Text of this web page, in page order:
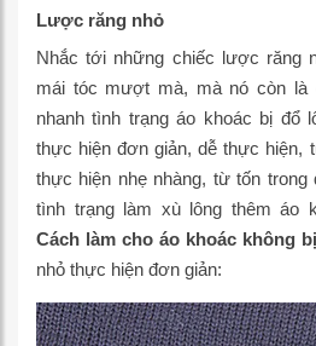
Lược răng nhỏ
Nhắc tới những chiếc lược răng
mái tóc mượt mà, mà nó còn
nhanh tình trạng áo khoác bị đổ
thực hiện đơn giản, dễ thực hiện,
thực hiện nhẹ nhàng, từ tốn
tình trạng làm xù lông thêm áo
Cách làm cho áo khoác không
nhỏ thực hiện đơn giản: